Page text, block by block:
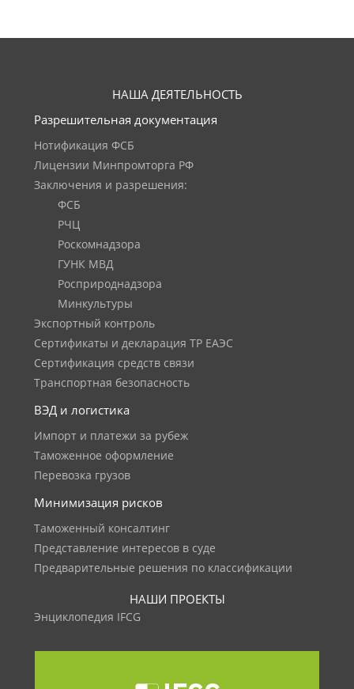
НАША ДЕЯТЕЛЬНОСТЬ
Разрешительная документация
Нотификация ФСБ
Лицензии Минпромторга РФ
Заключения и разрешения:
ФСБ
РЧЦ
Роскомнадзора
ГУНК МВД
Росприроднадзора
Минкультуры
Экспортный контроль
Сертификаты и декларация ТР ЕАЭС
Сертификация средств связи
Транспортная безопасность
ВЭД и логистика
Импорт и платежи за рубеж
Таможенное оформление
Перевозка грузов
Минимизация рисков
Таможенный консалтинг
Представление интересов в суде
Предварительные решения по классификации
НАШИ ПРОЕКТЫ
Энциклопедия IFCG